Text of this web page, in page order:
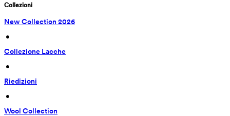
Collezioni
New Collection 2026
•
Collezione Lacche
•
Riedizioni
•
Wool Collection